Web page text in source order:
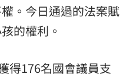
。今日通過的法案賦
的權利。
得176名國會議員支